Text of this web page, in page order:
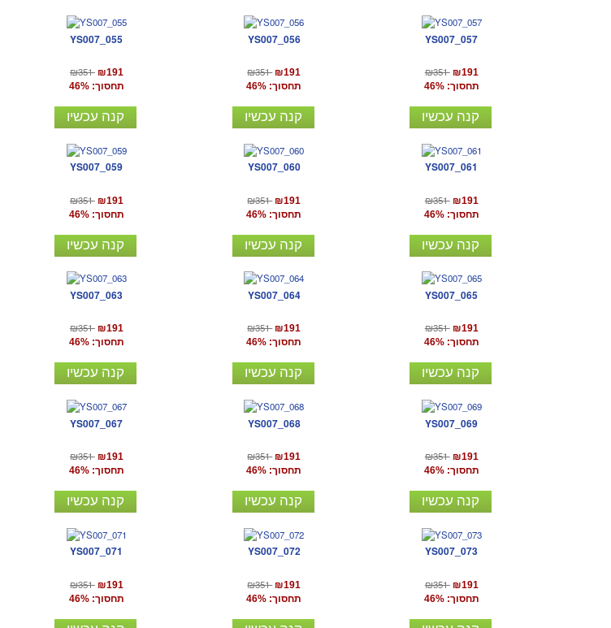
YS007_055
₪351 ₪191
תחסוך: 46%
קנה עכשיו
YS007_056
₪351 ₪191
תחסוך: 46%
קנה עכשיו
YS007_057
₪351 ₪191
תחסוך: 46%
קנה עכשיו
YS007_059
₪351 ₪191
תחסוך: 46%
קנה עכשיו
YS007_060
₪351 ₪191
תחסוך: 46%
קנה עכשיו
YS007_061
₪351 ₪191
תחסוך: 46%
קנה עכשיו
YS007_063
₪351 ₪191
תחסוך: 46%
קנה עכשיו
YS007_064
₪351 ₪191
תחסוך: 46%
קנה עכשיו
YS007_065
₪351 ₪191
תחסוך: 46%
קנה עכשיו
YS007_067
₪351 ₪191
תחסוך: 46%
קנה עכשיו
YS007_068
₪351 ₪191
תחסוך: 46%
קנה עכשיו
YS007_069
₪351 ₪191
תחסוך: 46%
קנה עכשיו
YS007_071
₪351 ₪191
תחסוך: 46%
YS007_072
₪351 ₪191
תחסוך: 46%
YS007_073
₪351 ₪191
תחסוך: 46%